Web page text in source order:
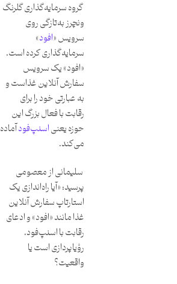
گروه سرمایه‌گذاری گلرنگ
ونچرز به‌تازگی روی
سرویس «افود»
سرمایه‌گذاری کرده است.
«افود» یک سرویس
سفارش آنلاین غذاست و
به عبارتی خود را برای
رقابت با فعال بزرگ این
حوزه یعنیاسنپ‌فودآماده
می‌کند.
سلیمانی از معصومی
پرسید: «آیا راه‌اندازی یک
استارتاپ سفارش آنلاین
غذا مانند «افود» و ادعای
رقابت با اسنپ‌فود،
رؤیاپردازی است یا
واقعیت؟